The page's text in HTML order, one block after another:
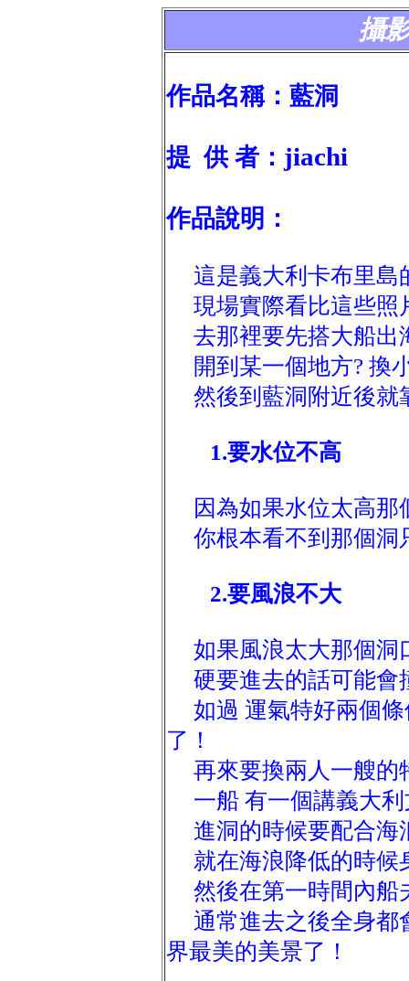
攝
作品名稱：藍洞
提 供 者： jiachi
作品說明：
這是義大利卡布里島
現場實際看比這些照
去那裡要先搭大船出
開到某一個地方? 換
然後到藍洞附近後就
1.要水位不高
因為如果水位太高那
你根本看不到那個洞
2.要風浪不大
如果風浪太大那個洞
硬要進去的話可能會
如過 運氣特好兩個條
了！
再來要換兩人一艘的
一船 有一個講義大利
進洞的時候要配合海
就在海浪降低的時候
然後在第一時間內船
通常進去之後全身都
界最美的美景了！